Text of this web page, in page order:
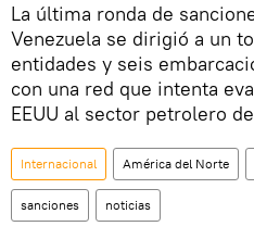
La última ronda de
Venezuela se dirigió a un
entidades y seis
con una red que intenta
EEUU al sector petrolero
Internacional América del Norte
sanciones noticias